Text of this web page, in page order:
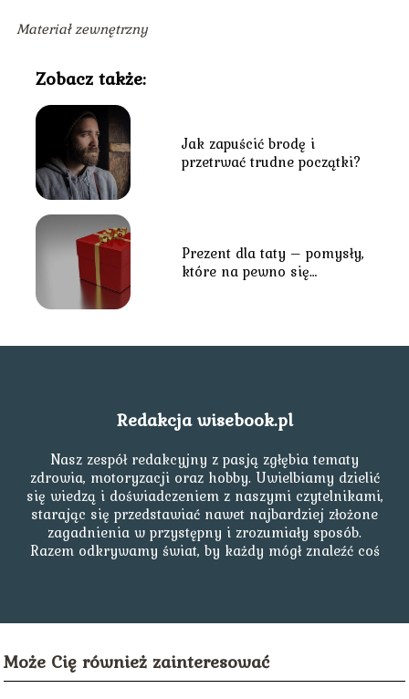
Materiał zewnętrzny
Zobacz także:
Jak zapuścić brodę i
przetrwać trudne początki?
Prezent dla taty – pomysły,
które na pewno się
Redakcja wisebook.pl
Nasz zespół redakcyjny z pasją zgłębia tematy
zdrowia, motoryzacji oraz hobby. Uwielbiamy dzielić
się wiedzą i doświadczeniem z naszymi czytelnikami,
starając się przedstawiać nawet najbardziej złożone
zagadnienia w przystępny i zrozumiały sposób.
Razem odkrywamy świat, by każdy mógł znaleźć coś
Może Cię również zainteresować